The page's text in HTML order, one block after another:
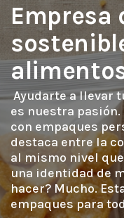
Empresa
Ayudarte a llevar tu producto al siguiente nivel
es nuestra
con empaques
destaca entre la
al mismo nivel
una identidad de
hacer? Mucho.
empaques para